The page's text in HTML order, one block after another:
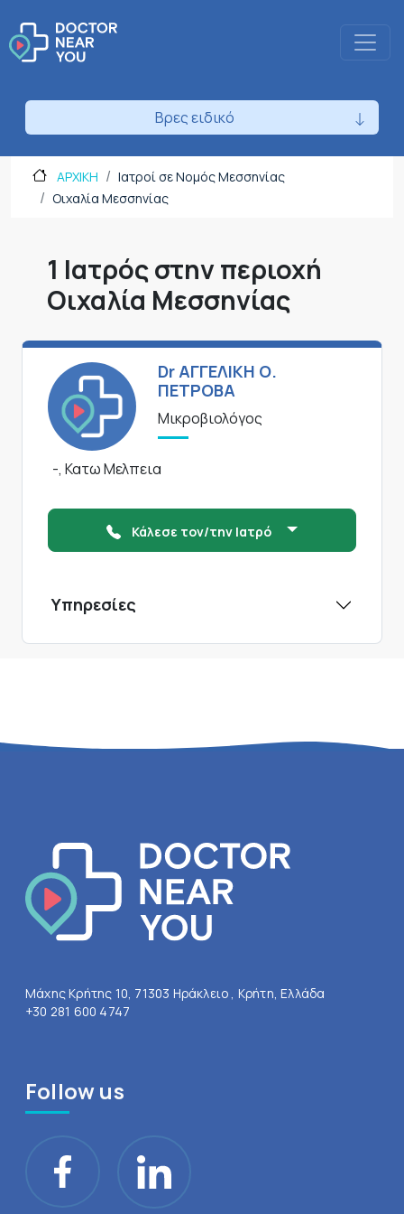
Βρες ειδικό
ΑΡΧΙΚΗ
Ιατροί σε Νομός Μεσσηνίας
Οιχαλία Μεσσηνίας
1 Ιατρός στην περιοχή
Οιχαλία Μεσσηνίας
Dr ΑΓΓΕΛΙΚΗ Ο.
ΠΕΤΡΟΒΑ
Μικροβιολόγος
-, Κατω Μελπεια
Κάλεσε τον/την Ιατρό
Υπηρεσίες
Μάχης Κρήτης 10, 71303 Ηράκλειο , Κρήτη, Ελλάδα
+30 281 600 4747
Follow us